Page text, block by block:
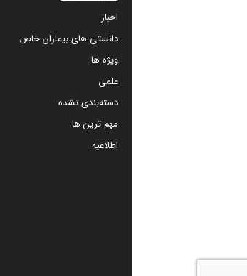
اخبار
دانستی های بیماران خاص
ویژه ها
علمی
دسته‌بندی نشده
مهم ترین ها
اطلاعیه